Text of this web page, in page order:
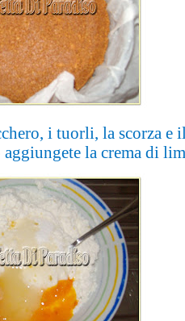
i tuorli, la scorza e
la crema di